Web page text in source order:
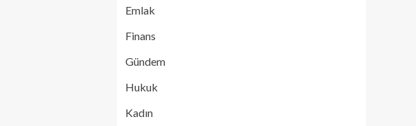
Emlak
Finans
Gündem
Hukuk
Kadın